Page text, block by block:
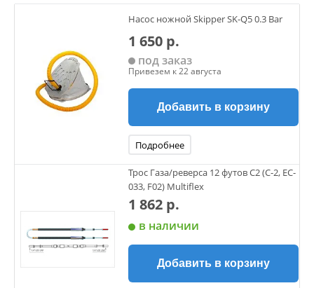
Насос ножной Skipper SK-Q5 0.3 Bar
1 650 р.
под заказ
Привезем к 22 августа
Добавить в корзину
Подробнее
Трос Газа/реверса 12 футов С2 (C-2, EC-
033, F02) Multiflex
1 862 р.
в наличии
Добавить в корзину